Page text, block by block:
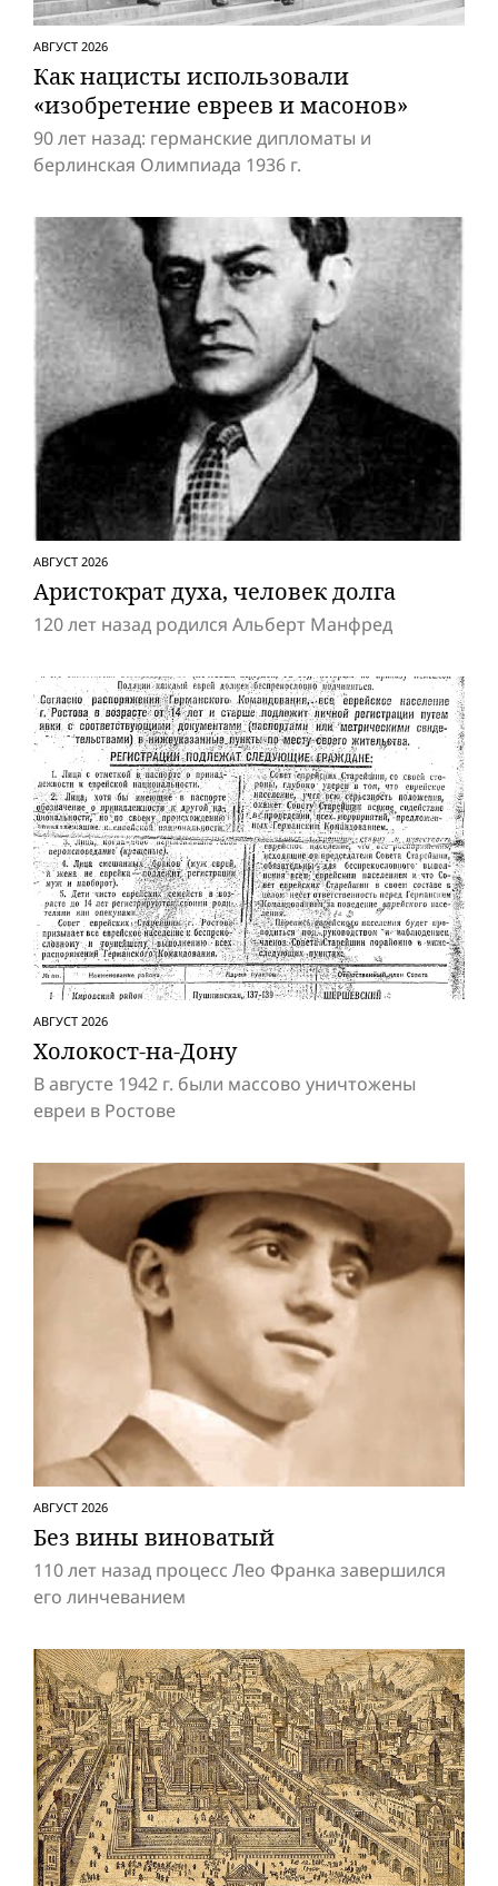
АВГУСТ 2026
Как нацисты использовали
«изобретение евреев и масонов»
90 лет назад: германские дипломаты и
берлинская Олимпиада 1936 г.
АВГУСТ 2026
Аристократ духа, человек долга
120 лет назад родился Альберт Манфред
АВГУСТ 2026
Холокост-на-Дону
В августе 1942 г. были массово уничтожены
евреи в Ростове
АВГУСТ 2026
Без вины виноватый
110 лет назад процесс Лео Франка завершился
его линчеванием